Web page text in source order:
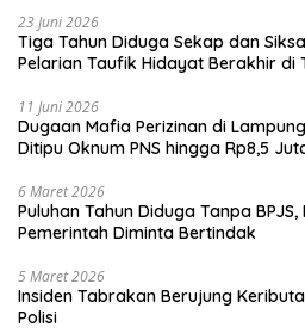
23 Juni 2026
Tiga Tahun Diduga Sekap dan
Pelarian Taufik Hidayat Berakhir di
11 Juni 2026
Dugaan Mafia Perizinan di
Ditipu Oknum PNS hingga Rp8,5
6 Maret 2026
Puluhan Tahun Diduga Tanpa BPJS,
Pemerintah Diminta Bertindak
5 Maret 2026
Insiden Tabrakan Berujung
Polisi